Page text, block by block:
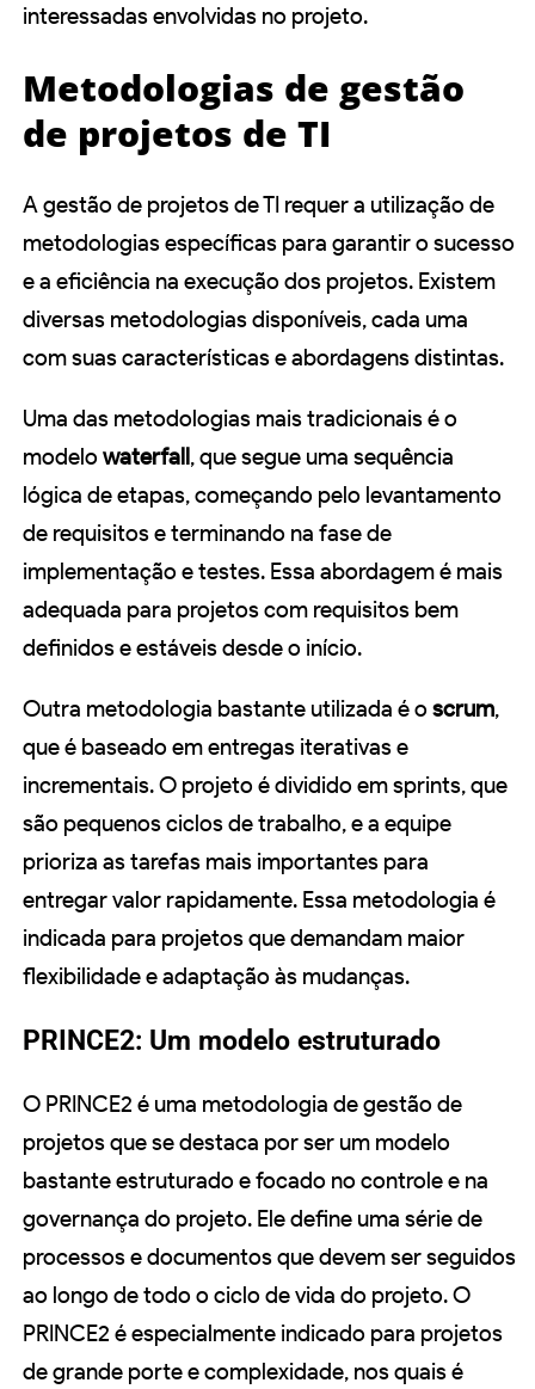
interessadas envolvidas no projeto.
Metodologias de gestão
de projetos de TI
A gestão de projetos de TI requer a utilização de
metodologias específicas para garantir o sucesso
e a eficiência na execução dos projetos. Existem
diversas metodologias disponíveis, cada uma
com suas características e abordagens distintas.
Uma das metodologias mais tradicionais é o
modelo waterfall, que segue uma sequência
lógica de etapas, começando pelo levantamento
de requisitos e terminando na fase de
implementação e testes. Essa abordagem é mais
adequada para projetos com requisitos bem
definidos e estáveis desde o início.
Outra metodologia bastante utilizada é o scrum,
que é baseado em entregas iterativas e
incrementais. O projeto é dividido em sprints, que
são pequenos ciclos de trabalho, e a equipe
prioriza as tarefas mais importantes para
entregar valor rapidamente. Essa metodologia é
indicada para projetos que demandam maior
flexibilidade e adaptação às mudanças.
PRINCE2: Um modelo estruturado
O PRINCE2 é uma metodologia de gestão de
projetos que se destaca por ser um modelo
bastante estruturado e focado no controle e na
governança do projeto. Ele define uma série de
processos e documentos que devem ser seguidos
ao longo de todo o ciclo de vida do projeto. O
PRINCE2 é especialmente indicado para projetos
de grande porte e complexidade, nos quais é